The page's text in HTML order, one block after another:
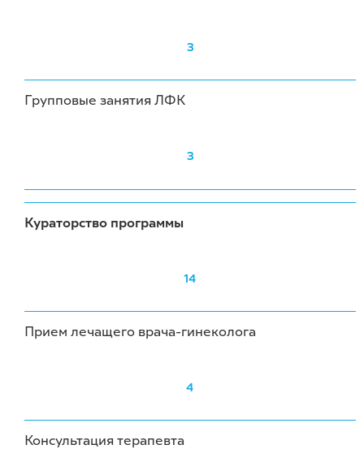
3
Групповые занятия ЛФК
3
Кураторство программы
14
Прием лечащего врача-гинеколога
4
Консультация терапевта